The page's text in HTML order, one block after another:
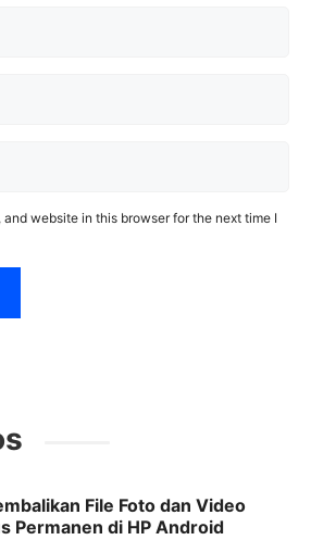
and website in this browser for the next time I
File Foto dan Video
Permanen di HP Android